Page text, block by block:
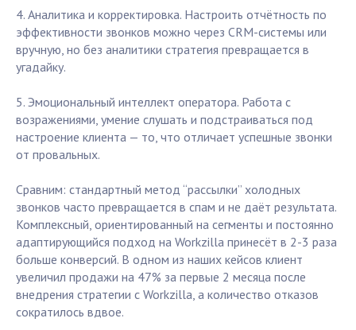
4. Аналитика и корректировка. Настроить отчётность по
эффективности звонков можно через CRM-системы или
вручную, но без аналитики стратегия превращается в
угадайку.
5. Эмоциональный интеллект оператора. Работа с
возражениями, умение слушать и подстраиваться под
настроение клиента — то, что отличает успешные звонки
от провальных.
Сравним: стандартный метод “рассылки” холодных
звонков часто превращается в спам и не даёт результата.
Комплексный, ориентированный на сегменты и постоянно
адаптирующийся подход на Workzilla принесёт в 2-3 раза
больше конверсий. В одном из наших кейсов клиент
увеличил продажи на 47% за первые 2 месяца после
внедрения стратегии с Workzilla, а количество отказов
сократилось вдвое.